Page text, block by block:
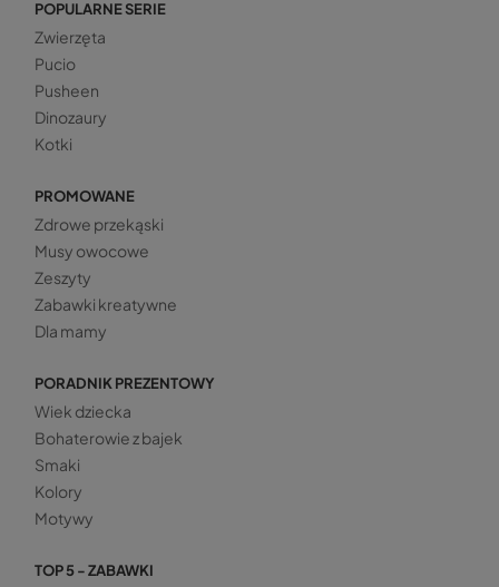
POPULARNE SERIE
Zwierzęta
Pucio
Pusheen
Dinozaury
Kotki
PROMOWANE
Zdrowe przekąski
Musy owocowe
Zeszyty
Zabawki kreatywne
Dla mamy
PORADNIK PREZENTOWY
Wiek dziecka
Bohaterowie z bajek
Smaki
Kolory
Motywy
TOP 5 - ZABAWKI